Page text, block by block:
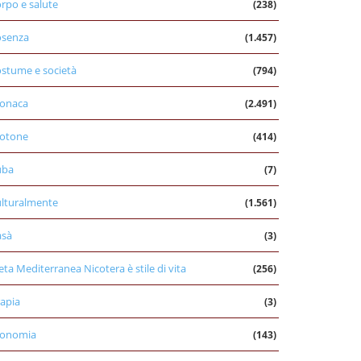
e salute (238)
(1.457)
e società (794)
(2.491)
(414)
(7)
(1.561)
(3)
Mediterranea Nicotera è stile di vita (256)
(3)
(143)